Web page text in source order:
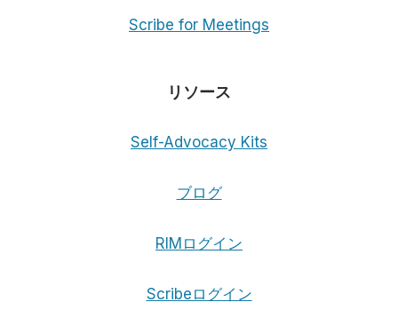
Scribe for Meetings
リソース
Self-Advocacy Kits
ブログ
RIMログイン
Scribeログイン